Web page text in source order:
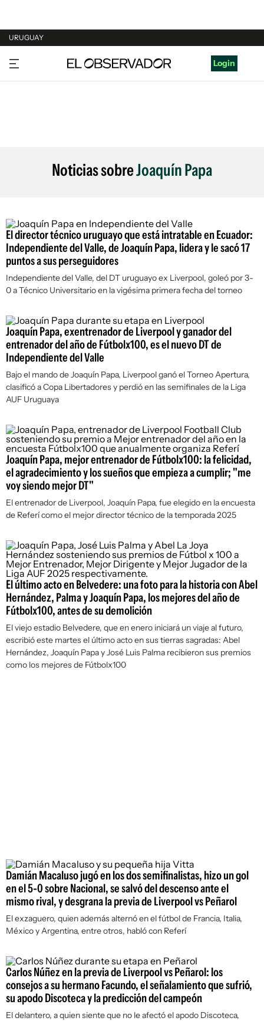
URUGUAY
URUGUAY
ARGENTINA
Login
Noticias sobreJoaquín Papa
El director técnico uruguayo que está intratable en Ecuador:
Independiente del Valle, de Joaquín Papa, lidera y le sacó 17
puntos a sus perseguidores
Independiente del Valle, del DT uruguayo ex Liverpool, goleó por 3-
0 a Técnico Universitario en la vigésima primera fecha del torneo
Joaquín Papa, exentrenador de Liverpool y ganador del
entrenador del año de Fútbolx100, es el nuevo DT de
Independiente del Valle
Bajo el mando de Joaquín Papa, Liverpool ganó el Torneo Apertura,
clasificó a Copa Libertadores y perdió en las semifinales de la Liga
AUF Uruguaya
Joaquín Papa, mejor entrenador de Fútbolx100: la felicidad,
el agradecimiento y los sueños que empieza a cumplir; "me
voy siendo mejor DT"
El entrenador de Liverpool, Joaquín Papa, fue elegido en la encuesta
de Referí como el mejor director técnico de la temporada 2025
El último acto en Belvedere: una foto para la historia con Abel
Hernández, Palma y Joaquín Papa, los mejores del año de
Fútbolx100, antes de su demolición
El viejo estadio Belvedere, que en enero iniciará un viaje al futuro,
escribió este martes el último acto en sus tierras sagradas: Abel
Hernández, Joaquín Papa y José Luis Palma recibieron sus premios
como los mejores de Fútbolx100
Damián Macaluso jugó en los dos semifinalistas, hizo un gol
en el 5-0 sobre Nacional, se salvó del descenso ante el
mismo rival, y desgrana la previa de Liverpool vs Peñarol
El exzaguero, quien además alternó en el fútbol de Francia, Italia,
México y Argentina, entre otros, habló con Referí
Carlos Núñez en la previa de Liverpool vs Peñarol: los
consejos a su hermano Facundo, el señalamiento que sufrió,
su apodo Discoteca y la predicción del campeón
El delantero, a quien siente que no le afectó el apodo Discoteca,